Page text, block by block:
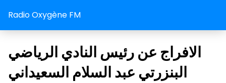
Radio Oxygène FM
الافراج عن رئيس النادي الرياضي
البنزرتي عبد السلام السعيداني